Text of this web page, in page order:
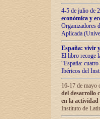
4-5 de julio de
económica y
Organizadores
Aplicada
España: vivir
El libro recoge
“España:
Ibéricos del
16-17 de mayo
del desarrollo
en la
Instituto de